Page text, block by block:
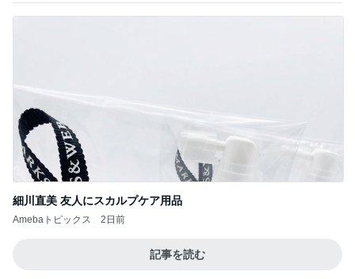
細川直美 友人にスカルプケア用品
Amebaトピックス 2日前
記事を読む